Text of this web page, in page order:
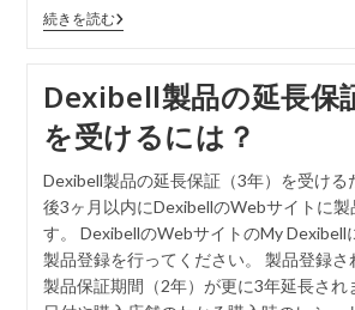
続きを読む
Dexibell製品の延長保
を受けるには？
Dexibell製品の延長保証（3年）を受ける
後3ヶ月以内にDexibellのWebサイトに
す。 DexibellのWebサイトのMy Dexibell
製品登録を行ってください。 製品登録
製品保証期間（2年）が更に3年延長され